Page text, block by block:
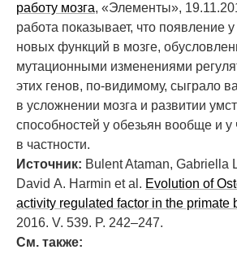
работу мозга, «Элементы»,
работа показывает, что появление
новых функций в мозге,
мутационными изменениями
этих генов, по-видимому, сыграло
в усложнении мозга и развитии
способностей у обезьян вообще и у
в частности.
Источник: Bulent Ataman, Gabriella
David A. Harmin et al. Evolution of
activity regulated factor in the primate
2016. V. 539. P. 242–247.
См. также: